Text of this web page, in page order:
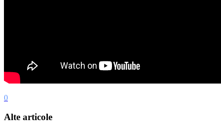
0
Alte articole